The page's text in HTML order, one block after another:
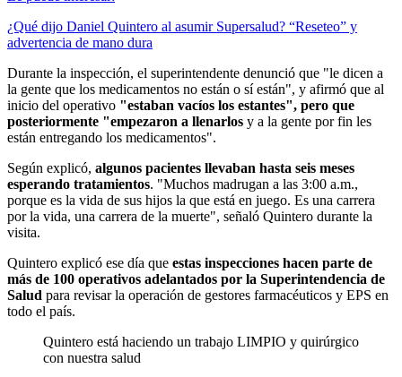
¿Qué dijo Daniel Quintero al asumir Supersalud? “Reseteo” y
advertencia de mano dura
Durante la inspección, el superintendente denunció que "le dicen a
la gente que los medicamentos no están o sí están", y afirmó que al
inicio del operativo "estaban vacíos los estantes", pero que
posteriormente "empezaron a llenarlos y a la gente por fin les
están entregando los medicamentos".
Según explicó, algunos pacientes llevaban hasta seis meses
esperando tratamientos. "Muchos madrugan a las 3:00 a.m.,
porque es la vida de sus hijos la que está en juego. Es una carrera
por la vida, una carrera de la muerte", señaló Quintero durante la
visita.
Quintero explicó ese día que estas inspecciones hacen parte de
más de 100 operativos adelantados por la Superintendencia de
Salud para revisar la operación de gestores farmacéuticos y EPS en
todo el país.
Quintero está haciendo un trabajo LIMPIO y quirúrgico
con nuestra salud